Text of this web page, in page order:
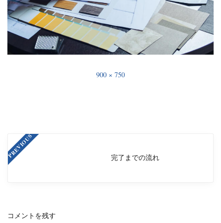
900 × 750
PREVIOUS 完了までの流れ
コメントを残す